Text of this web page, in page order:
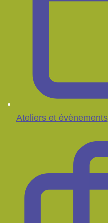
Ateliers et évènements